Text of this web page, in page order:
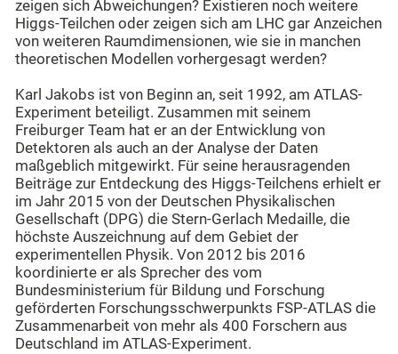
zeigen sich Abweichungen? Existieren noch weitere
Higgs-Teilchen oder zeigen sich am LHC gar Anzeichen
von weiteren Raumdimensionen, wie sie in manchen
theoretischen Modellen vorhergesagt werden?
Karl Jakobs ist von Beginn an, seit 1992, am ATLAS-
Experiment beteiligt. Zusammen mit seinem
Freiburger Team hat er an der Entwicklung von
Detektoren als auch an der Analyse der Daten
maßgeblich mitgewirkt. Für seine herausragenden
Beiträge zur Entdeckung des Higgs-Teilchens erhielt er
im Jahr 2015 von der Deutschen Physikalischen
Gesellschaft (DPG) die Stern-Gerlach Medaille, die
höchste Auszeichnung auf dem Gebiet der
experimentellen Physik. Von 2012 bis 2016
koordinierte er als Sprecher des vom
Bundesministerium für Bildung und Forschung
geförderten Forschungsschwerpunkts FSP-ATLAS die
Zusammenarbeit von mehr als 400 Forschern aus
Deutschland im ATLAS-Experiment.